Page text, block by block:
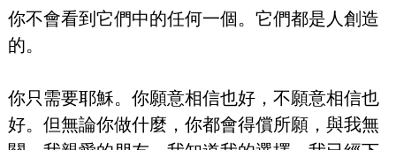
你不會看到它們中的任何一個。它們都是人創造
的。
你只需要耶穌。你願意相信也好，不願意相信也
好。但無論你做什麼，你都會得償所願，與我無